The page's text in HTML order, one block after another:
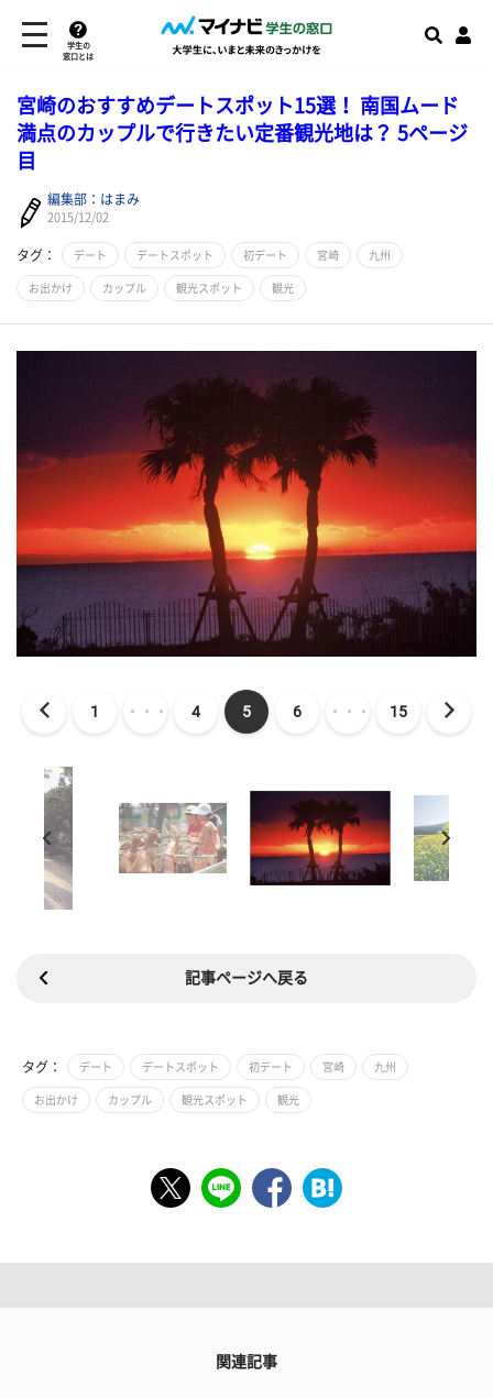
学生の
窓口とは
宮崎のおすすめデートスポット15選！ 南国ムード
満点のカップルで行きたい定番観光地は？ 5ページ
目
編集部：はまみ
2015/12/02
タグ： デート デートスポット 初デート 宮崎 九州
お出かけ カップル 観光スポット 観光
1 ・・・ 4 5 6 ・・・ 15
記事ページへ戻る
タグ： デート デートスポット 初デート 宮崎 九州
お出かけ カップル 観光スポット 観光
関連記事